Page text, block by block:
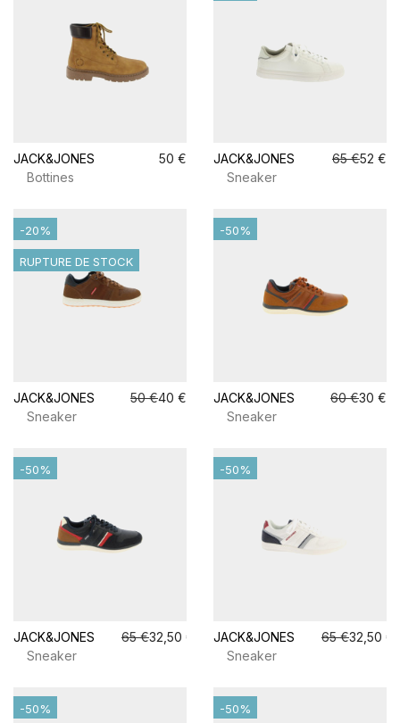
JACK&JONES
50 €
Bottines
JACK&JONES 65 €52 €
Sneaker
JACK&JONES 50 €40 €
Sneaker
-20%
RUPTURE DE STOCK
JACK&JONES 60 €30 €
Sneaker
-50%
JACK&JONES 65 €32,50 €
Sneaker
-50%
JACK&JONES 65 €32,50 €
Sneaker
-50%
-50% -50%